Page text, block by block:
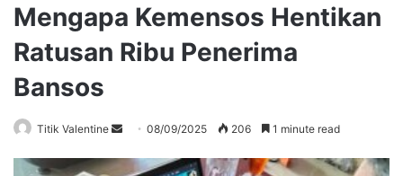
Mengapa Kemensos Hentikan
Ratusan Ribu Penerima
Bansos
Titik Valentine
Send
email
08/09/2025 206 1 minute read